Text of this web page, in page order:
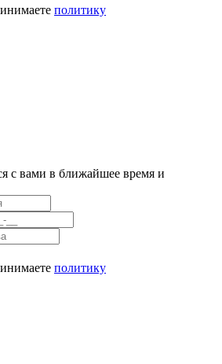
политику
с вами в ближайшее время и
политику